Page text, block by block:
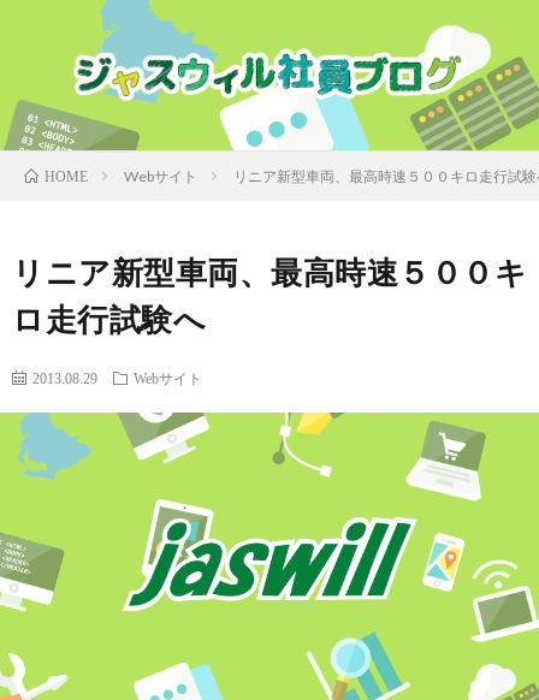
HOME Webサイト リニア新型車両、最高時速５００キロ走行試
リニア新型車両、最高時速５００キ
ロ走行試験へ
2013.08.29 Webサイト